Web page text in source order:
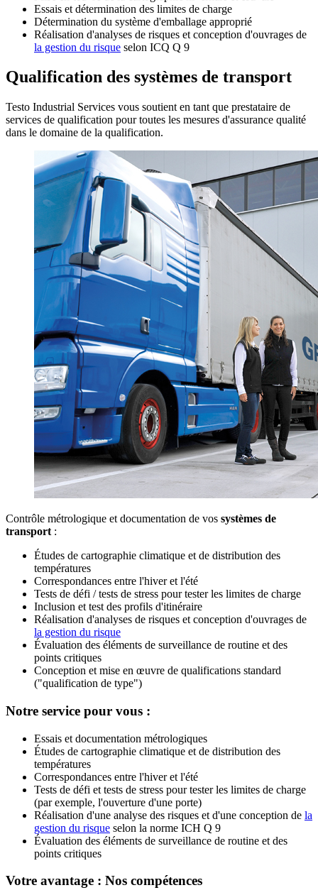
Essais et détermination des limites de charge
Détermination du système d'emballage approprié
Réalisation d'analyses de risques et conception d'ouvrages de
la gestion du risque selon ICQ Q 9
Qualification des systèmes de transport
Testo Industrial Services vous soutient en tant que prestataire de
services de qualification pour toutes les mesures d'assurance qualité
dans le domaine de la qualification.
Contrôle métrologique et documentation de vos systèmes de
transport :
Études de cartographie climatique et de distribution des
températures
Correspondances entre l'hiver et l'été
Tests de défi / tests de stress pour tester les limites de charge
Inclusion et test des profils d'itinéraire
Réalisation d'analyses de risques et conception d'ouvrages de
la gestion du risque
Évaluation des éléments de surveillance de routine et des
points critiques
Conception et mise en œuvre de qualifications standard
("qualification de type")
Notre service pour vous :
Essais et documentation métrologiques
Études de cartographie climatique et de distribution des
températures
Correspondances entre l'hiver et l'été
Tests de défi et tests de stress pour tester les limites de charge
(par exemple, l'ouverture d'une porte)
Réalisation d'une analyse des risques et d'une conception de la
gestion du risque selon la norme ICH Q 9
Évaluation des éléments de surveillance de routine et des
points critiques
Votre avantage : Nos compétences